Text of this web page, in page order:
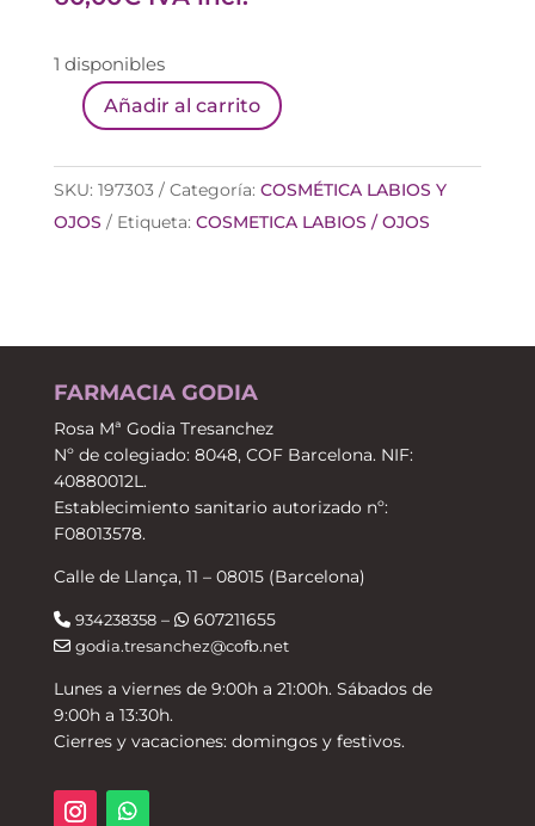
1 disponibles
USU
NECESER
PERFECT
Añadir al carrito
SKU: 197303 Categoría: COSMÉTICA LABIOS Y
OJOS
Etiqueta: COSMETICA LABIOS / OJOS
FARMACIA GODIA
Rosa Mª Godia Tresanchez
Nº de colegiado: 8048, COF Barcelona. NIF:
40880012L.
Establecimiento sanitario autorizado nº:
F08013578.
Calle de Llança, 11 – 08015 (Barcelona)
934238358– 607211655
godia.tresanchez@cofb.net
Lunes a viernes de 9:00h a 21:00h. Sábados de
9:00h a 13:30h.
Cierres y vacaciones: domingos y festivos.